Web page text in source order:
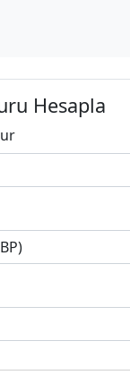
Hesapla